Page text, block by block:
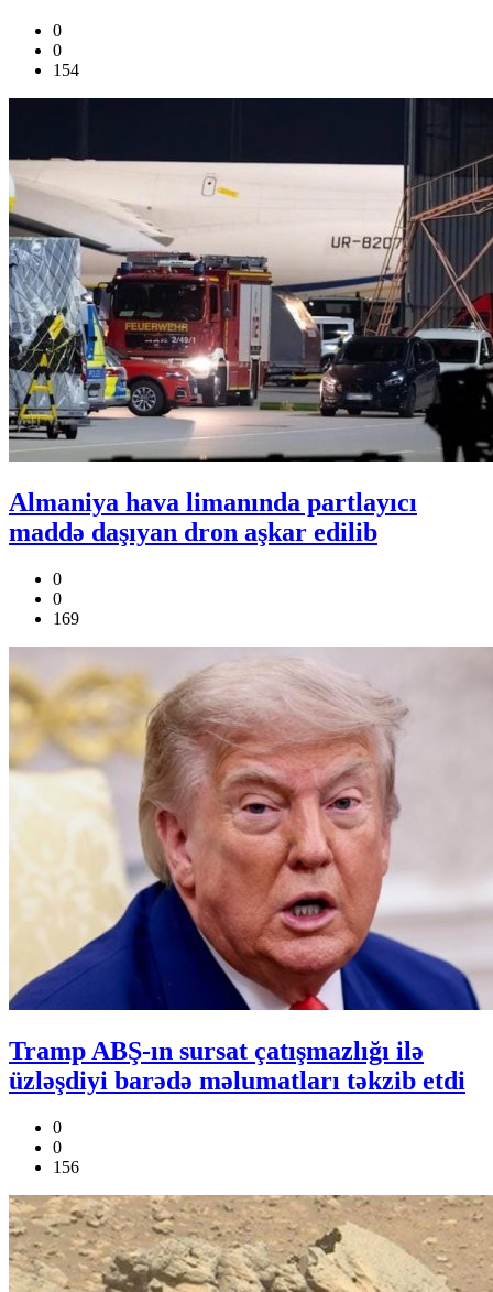
0
0
154
Almaniya hava limanında partlayıcı
maddə daşıyan dron aşkar edilib
0
0
169
Tramp ABŞ-ın sursat çatışmazlığı ilə
üzləşdiyi barədə məlumatları təkzib etdi
0
0
156